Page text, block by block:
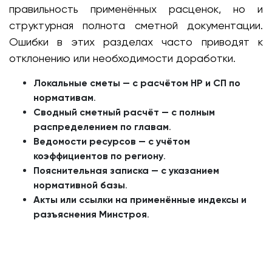
правильность применённых расценок, но и
структурная полнота сметной документации.
Ошибки в этих разделах часто приводят к
отклонению или необходимости доработки.
Локальные сметы — с расчётом НР и СП по
нормативам.
Сводный сметный расчёт — с полным
распределением по главам.
Ведомости ресурсов — с учётом
коэффициентов по региону.
Пояснительная записка — с указанием
нормативной базы.
Акты или ссылки на применённые индексы и
разъяснения Минстроя.